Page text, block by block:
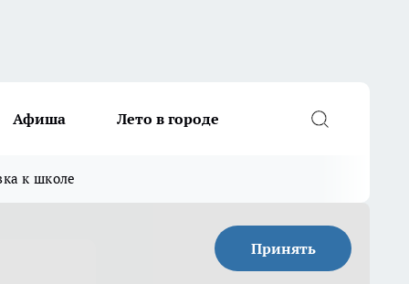
Афиша Лето в городе
к школе
Принять